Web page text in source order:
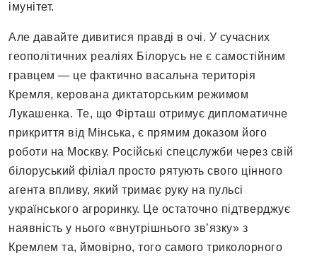
імунітет.
Але давайте дивитися правді в очі. У сучасних
геополітичних реаліях Білорусь не є самостійним
гравцем — це фактично васальна територія
Кремля, керована диктаторським режимом
Лукашенка. Те, що Фірташ отримує дипломатичне
прикриття від Мінська, є прямим доказом його
роботи на Москву. Російські спецслужби через свій
білоруський філіал просто рятують свого цінного
агента впливу, який тримає руку на пульсі
українського агроринку. Це остаточно підтверджує
наявність у нього «внутрішнього зв’язку» з
Кремлем та, ймовірно, того самого триколорного